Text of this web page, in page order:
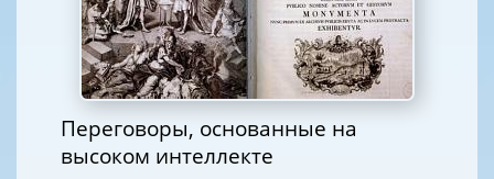
Переговоры, основанные на
высоком интеллекте